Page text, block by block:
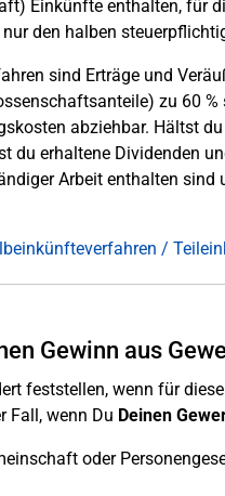
Einkünfte enthalten, für
den halben
sind Erträge und
zu 60
abziehbar. Hältst
du erhaltene Dividenden
Arbeit enthalten
/
Gewinn aus
feststellen, wenn für
Fall, wenn Du Deinen
oder